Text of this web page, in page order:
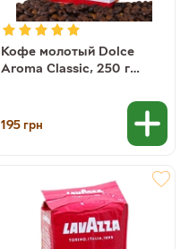
Кофе молотый Dolce
Aroma Classic, 250 г
195грн